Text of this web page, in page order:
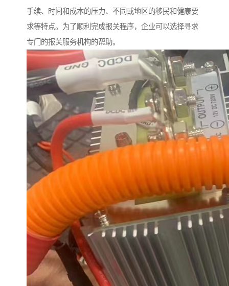
手续、时间和成本的压力、不同或地区的移民和健康要
求等特点。为了顺利完成报关程序，企业可以选择寻求
专门的报关服务机构的帮助。